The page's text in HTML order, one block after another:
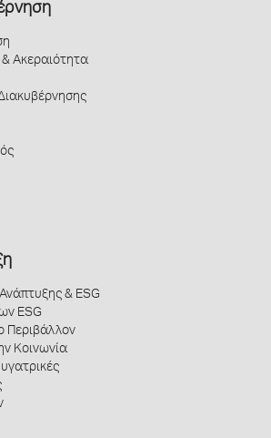
& Ακεραιότητα
& ESG
ESG
Περιβάλλον
Κοινωνία